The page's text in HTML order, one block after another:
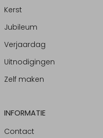
Kerst
Jubileum
Verjaardag
Uitnodigingen
Zelf maken
INFORMATIE
Contact